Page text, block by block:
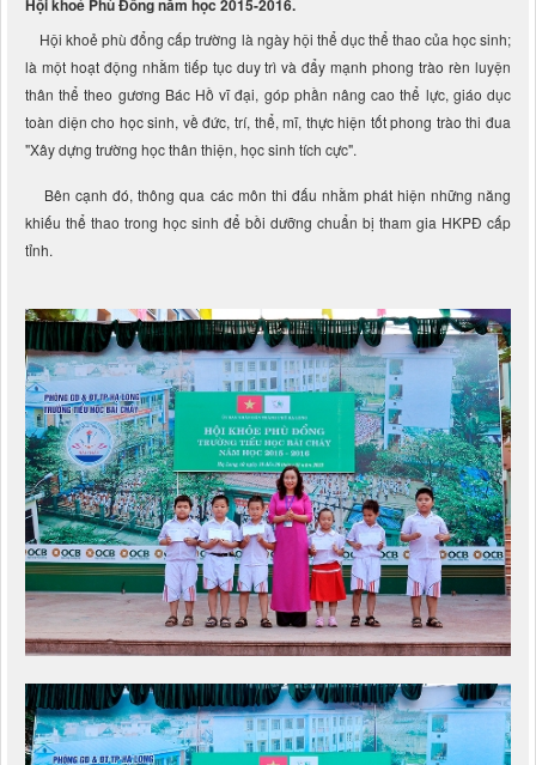
Hội khoẻ Phù Đổng năm học 2015-2016.
Hội khoẻ phù đổng cấp trường là ngày hội thể dục thể thao của học sinh;
là một hoạt động nhằm tiếp tục duy trì và đẩy mạnh phong trào rèn luyện
thân thể theo gương Bác Hồ vĩ đại, góp phần nâng cao thể lực, giáo dục
toàn diện cho học sinh, về đức, trí, thể, mĩ, thực hiện tốt phong trào thi đua
"Xây dựng trường học thân thiện, học sinh tích cực".
Bên cạnh đó, thông qua các môn thi đấu nhằm phát hiện những năng
khiếu thể thao trong học sinh để bồi dưỡng chuẩn bị tham gia HKPĐ cấp
tỉnh.